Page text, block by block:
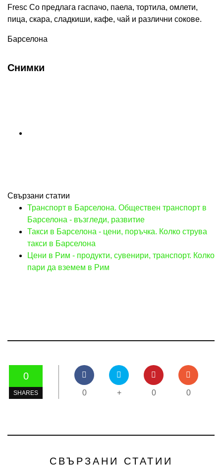
Fresc Co предлага гаспачо, паела, тортила, омлети,
пица, скара, сладкиши, кафе, чай и различни сокове.
Барселона
Снимки
Свързани статии
Транспорт в Барселона. Обществен транспорт в
Барселона - възгледи, развитие
Такси в Барселона - цени, поръчка. Колко струва
такси в Барселона
Цени в Рим - продукти, сувенири, транспорт. Колко
пари да вземем в Рим
0
SHARES 0 + 0 0
СВЪРЗАНИ СТАТИИ